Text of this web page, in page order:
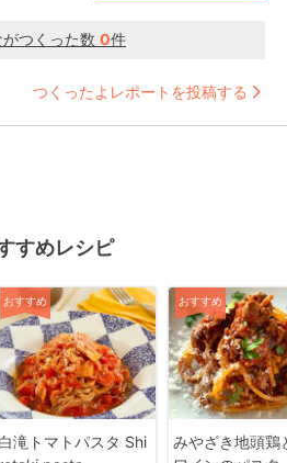
つくった数 0件
つくったよレポートを投稿する
すめレシピ
おすすめ
白滝トマトパスタ Shi
おすすめ
みやざき地頭鶏